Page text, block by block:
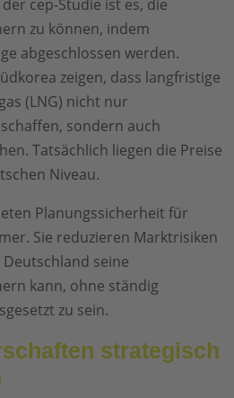
cep-Studie ist es, die
zu können, indem
abgeschlossen werden.
zeigen, dass langfristige
(LNG) nicht nur
sondern auch
Tatsächlich liegen die Preise
Niveau.
Planungssicherheit für
Sie reduzieren Marktrisiken
seine
kann, ohne ständig
zu sein.
strategisch